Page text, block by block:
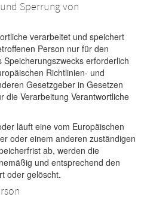
Sperrung von
verarbeitet und speichert
Person nur für den
erforderlich
Richtlinien- und
Gesetzgeber in Gesetzen
die Verarbeitung Verantwortliche
läuft eine vom Europäischen
oder einem anderen zuständigen
ab, werden die
und entsprechend den
oder gelöscht.